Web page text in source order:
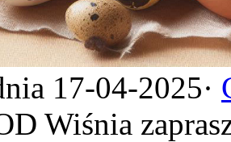
17-04-2025·
Wiśnia